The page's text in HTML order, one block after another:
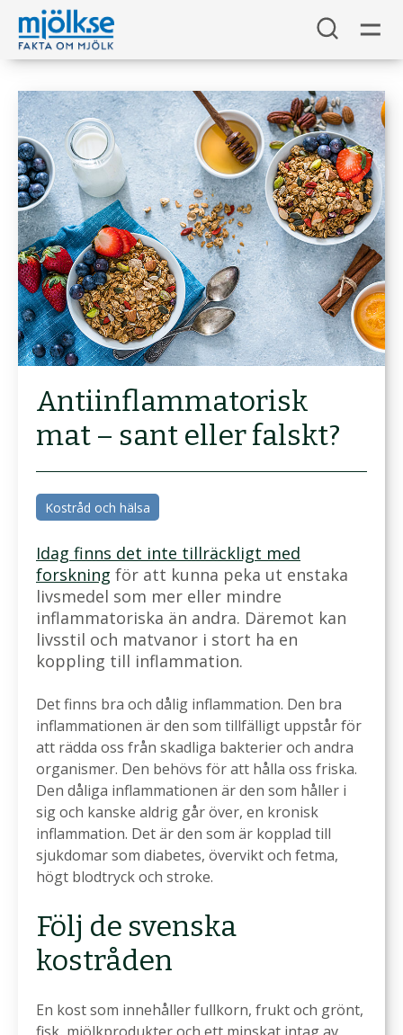
Antiinflammatorisk
mat – sant eller falskt?
Kostråd och hälsa
Idag finns det inte tillräckligt med
forskning för att kunna peka ut enstaka
livsmedel som mer eller mindre
inflammatoriska än andra. Däremot kan
livsstil och matvanor i stort ha en
koppling till inflammation.
Det finns bra och dålig inflammation. Den bra
inflammationen är den som tillfälligt uppstår för
att rädda oss från skadliga bakterier och andra
organismer. Den behövs för att hålla oss friska.
Den dåliga inflammationen är den som håller i
sig och kanske aldrig går över, en kronisk
inflammation. Det är den som är kopplad till
sjukdomar som diabetes, övervikt och fetma,
högt blodtryck och stroke.
Följ de svenska
kostråden
En kost som innehåller fullkorn, frukt och grönt,